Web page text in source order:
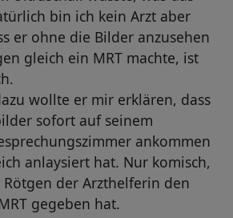
bin ich kein Arzt aber
er ohne die Bilder anzusehen
gleich ein MRT machte, ist
wollte er mir erklären, dass
sofort auf seinem
ankommen
anlaysiert hat. Nur komisch,
Rötgen der Arzthelferin den
gegeben hat.